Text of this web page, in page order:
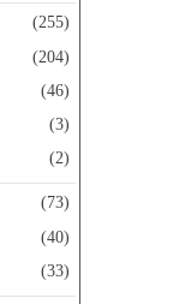
(255)
(204)
(46)
(3)
(2)
(73)
(40)
(33)